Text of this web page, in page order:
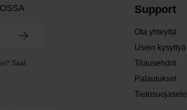
Saat
Support
Ota yhteyttä
Usein kysyttyä
Tilausehdot
Palautukset